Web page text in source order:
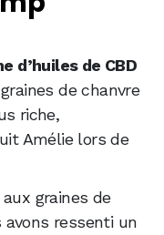
d’huiles de CBD
de chanvre
riche,
Amélie lors de
aux graines de
avons ressenti un